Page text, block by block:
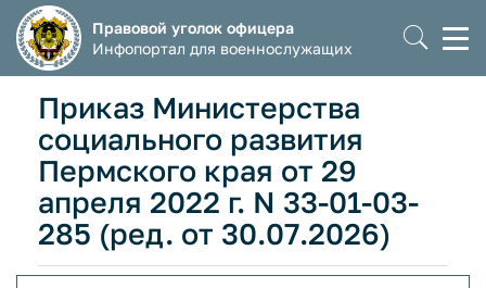
Правовой уголок офицера
Инфопортал для военнослужащих
Приказ Министерства
социального развития
Пермского края от 29
апреля 2022 г. N 33-01-03-
285 (ред. от 30.07.2026)